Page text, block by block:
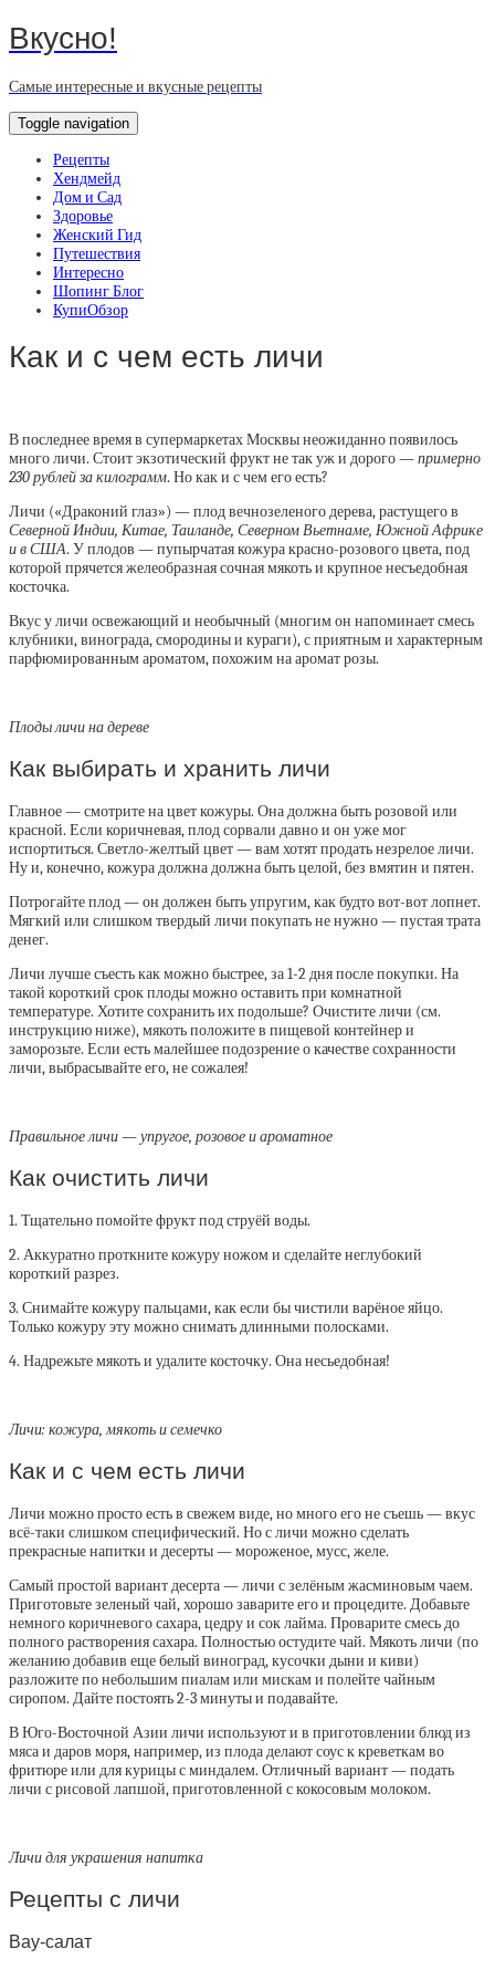
Вкусно!
Самые интересные и вкусные рецепты
Toggle navigation
Рецепты
Хендмейд
Дом и Сад
Здоровье
Женский Гид
Путешествия
Интересно
Шопинг Блог
КупиОбзор
Как и с чем есть личи
В последнее время в супермаркетах Москвы неожиданно появилось
многоличи. Стоит экзотический фрукт не так уж и дорого —примерно
230 рублей за килограмм. Но как и с чем его есть?
Личи («Драконий глаз») — плод вечнозеленого дерева, растущего в
Северной Индии, Китае, Таиланде, Северном Вьетнаме, Южной Африке
и в США. У плодов — пупырчатая кожура красно-розового цвета, под
которой прячется желеобразная сочная мякоть и крупное несъедобная
косточка.
Вкус у личи освежающий и необычный (многим он напоминает смесь
клубники, винограда, смородины и кураги), с приятным и характерным
парфюмированным ароматом, похожим на аромат розы.
Плоды личи на дереве
Как выбирать и хранить личи
Главное — смотрите на цвет кожуры. Она должна быть розовой или
красной. Если коричневая, плод сорвали давно и он уже мог
испортиться. Светло-желтый цвет — вам хотят продать незрелое личи.
Ну и, конечно, кожура должна должна быть целой, без вмятин и пятен.
Потрогайте плод — он должен быть упругим, как будто вот-вот лопнет.
Мягкий или слишком твердый личи покупать не нужно — пустая трата
денег.
Личи лучше съесть как можно быстрее, за 1-2 дня после покупки. На
такой короткий срок плоды можно оставить при комнатной
температуре. Хотите сохранить их подольше? Очистите личи (см.
инструкцию ниже), мякоть положите в пищевой контейнер и
заморозьте. Если есть малейшее подозрение о качестве сохранности
личи, выбрасывайте его, не сожалея!
Правильное личи — упругое, розовое и ароматное
Как очистить личи
1. Тщательно помойте фрукт под струёй воды.
2. Аккуратно проткните кожуру ножом и сделайте неглубокий
короткий разрез.
3. Снимайте кожуру пальцами, как если бы чистили варёное яйцо.
Только кожуру эту можно снимать длинными полосками.
4. Надрежьте мякоть и удалите косточку. Она несьедобная!
Личи: кожура, мякоть и семечко
Как и с чем есть личи
Личи можно просто есть в свежем виде, но много его не съешь — вкус
всё-таки слишком специфический. Но с личи можно сделать
прекрасные напитки и десерты — мороженое, мусс, желе.
Самый простой вариант десерта — личи с зелёным жасминовым чаем.
Приготовьте зеленый чай, хорошо заварите его и процедите. Добавьте
немного коричневого сахара, цедру и сок лайма. Проварите смесь до
полного растворения сахара. Полностью остудите чай. Мякоть личи (по
желанию добавив еще белый виноград, кусочки дыни и киви)
разложите по небольшим пиалам или мискам и полейте чайным
сиропом. Дайте постоять 2-3 минуты и подавайте.
В Юго-Восточной Азии личи используют и в приготовлении блюд из
мяса и даров моря, например, из плода делают соус к креветкам во
фритюре или для курицы с миндалем. Отличный вариант — подать
личи с рисовой лапшой, приготовленной с кокосовым молоком.
Личи для украшения напитка
Рецепты с личи
Вау-салат